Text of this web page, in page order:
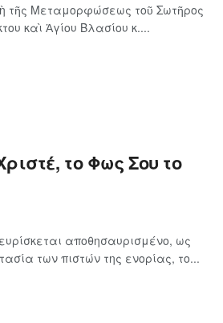
τῆς Μεταμορφώσεως τοῦ Σωτῆρος
καὶ Ἁγίου Βλασίου κ....
το Φως Σου το
αποθησαυρισμένο, ως
των πιστών της ενορίας, το...